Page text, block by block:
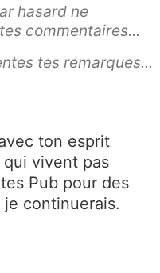
hasard ne
commentaires...
tes remarques...
ton esprit
vivent pas
Pub pour des
continuerais.